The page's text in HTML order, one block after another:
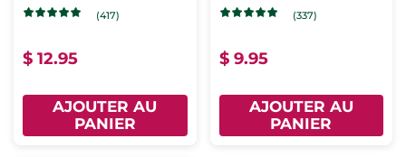
(417)
$ 12.95
AJOUTER AU
PANIER
(337)
$ 9.95
AJOUTER AU
PANIER